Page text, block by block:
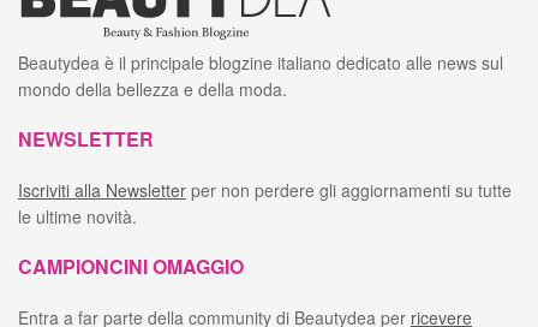
Beautydea è il principale blogzine italiano dedicato alle news sul
mondo della bellezza e della moda.
NEWSLETTER
Iscriviti alla Newsletter per non perdere gli aggiornamenti su tutte
le ultime novità.
CAMPIONCINI OMAGGIO
Entra a far parte della community di Beautydea per ricevere